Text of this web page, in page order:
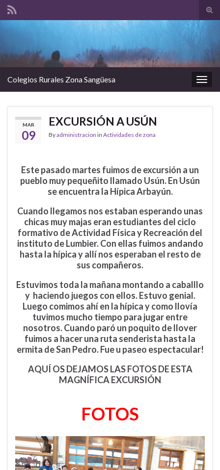
Colegios Rurales Zona Sangüesa
MAR
09
EXCURSIÓN A USÚN
Byadministracion in Actividades de zona
Este pasado martes fuimos de excursión a un
pueblo muy pequeñito llamado Usún. En Usún
se encuentra la Hípica Arbayún.
Cuando llegamos nos estaban esperando unas
chicas muy majas eran estudiantes del ciclo
formativo de Actividad Física y Recreación del
instituto de Lumbier. Con ellas fuimos andando
hasta la hípica y allí nos esperaban el resto de
sus compañeros.
Estuvimos toda la mañana montando a caballlo
y haciendo juegos con ellos. Estuvo genial.
Luego comimos ahí en la hípica y como llovía
tuvimos mucho tiempo para jugar entre
nosotros. Cuando paró un poquito de llover
fuimos a hacer una ruta senderista hasta la
ermita de San Pedro. Fue u paseo espectacular!
AQUÍ OS DEJAMOS LAS FOTOS DE ESTA
MAGNÍFICA EXCURSIÓN
FOTOS